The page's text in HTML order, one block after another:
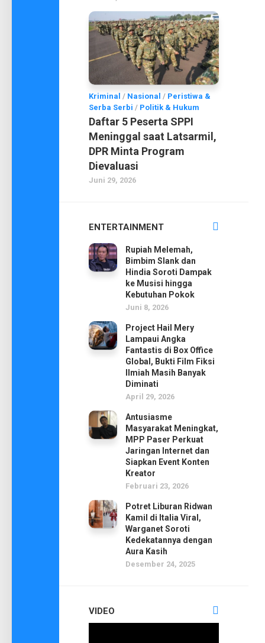
Kriminal / Nasional / Peristiwa &
Serba Serbi / Politik & Hukum
Daftar 5 Peserta SPPI
Meninggal saat Latsarmil,
DPR Minta Program
Dievaluasi
Juni 29, 2026
ENTERTAINMENT
Rupiah Melemah,
Bimbim Slank dan
Hindia Soroti Dampak
ke Musisi hingga
Kebutuhan Pokok
Juni 8, 2026
Project Hail Mery
Lampaui Angka
Fantastis di Box Office
Global, Bukti Film Fiksi
Ilmiah Masih Banyak
Diminati
April 29, 2026
Antusiasme
Masyarakat Meningkat,
MPP Paser Perkuat
Jaringan Internet dan
Siapkan Event Konten
Kreator
Februari 23, 2026
Potret Liburan Ridwan
Kamil di Italia Viral,
Warganet Soroti
Kedekatannya dengan
Aura Kasih
Desember 24, 2025
VIDEO